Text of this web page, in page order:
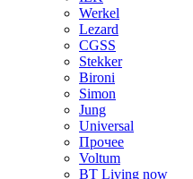
Werkel
Lezard
CGSS
Stekker
Bironi
Simon
Jung
Universal
Прочее
Voltum
BT Living now